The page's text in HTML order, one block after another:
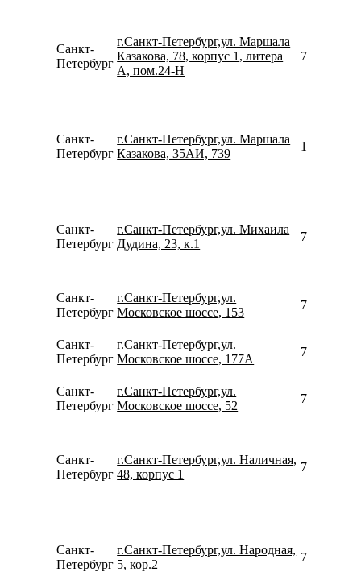
Санкт-
Петербург
г.Санкт-Петербург,ул. Маршала
Казакова, 78, корпус 1, литера
А, пом.24-Н
Санкт-
Петербург
г.Санкт-Петербург,ул. Маршала
Казакова, 35АИ, 739
Санкт-
Петербург
г.Санкт-Петербург,ул. Михаила
Дудина, 23, к.1
Санкт-
Петербург
г.Санкт-Петербург,ул.
Московское шоссе, 153
Санкт-
Петербург
г.Санкт-Петербург,ул.
Московское шоссе, 177А
Санкт-
Петербург
г.Санкт-Петербург,ул.
Московское шоссе, 52
Санкт-
Петербург
г.Санкт-Петербург,ул. Наличная,
48, корпус 1
Санкт-
Петербург
г.Санкт-Петербург,ул. Народная,
5, кор.2